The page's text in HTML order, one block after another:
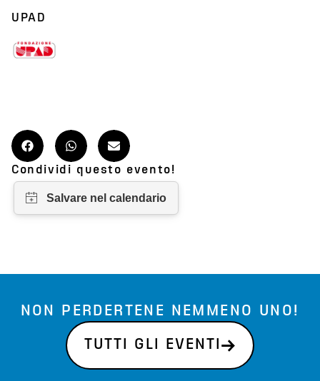
UPAD
Condividi questo evento!
NON PERDERTENE NEMMENO UNO!
TUTTI GLI EVENTI